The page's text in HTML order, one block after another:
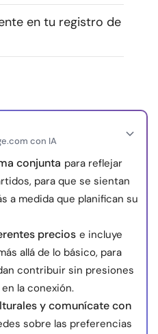
derechos reservados.
en tu registro de
con IA
conjunta para reflejar
para que se sientan
a medida que planifican su
precios e incluye
allá de lo básico, para
contribuir sin presiones
la conexión.
y comunícate con
sobre las preferencias